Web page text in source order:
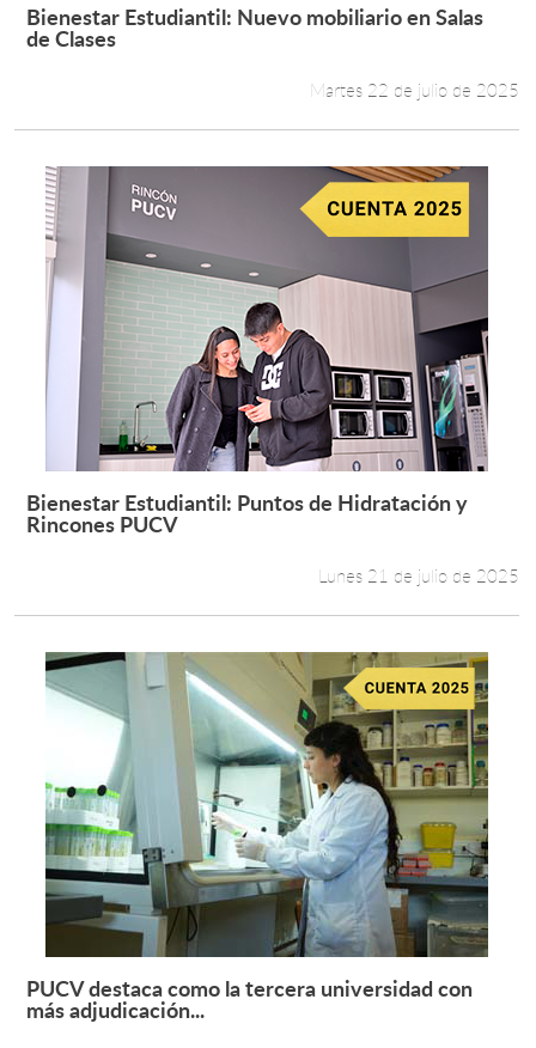
Leer más +
Bienestar Estudiantil: Nuevo mobiliario en Salas
de Clases
Martes 22 de julio de 2025
Leer más +
Bienestar Estudiantil: Puntos de Hidratación y
Rincones PUCV
Lunes 21 de julio de 2025
Leer más +
PUCV destaca como la tercera universidad con
más adjudicación...